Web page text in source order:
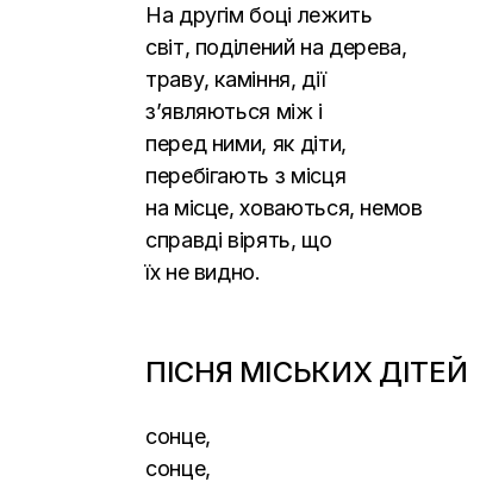
На другім боці лежить
світ, поділений на дерева,
траву, каміння, дії
з’являються між і
перед ними, як діти,
перебігають з місця
на місце, ховаються, немов
справді вірять, що
їх не видно.
ПІСНЯ МІСЬКИХ ДІТЕЙ
сонце,
сонце,